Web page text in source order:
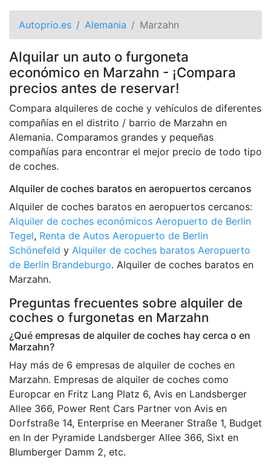
Autoprio.es Alemania Marzahn
Alquilar un auto o furgoneta
económico en Marzahn - ¡Compara
precios antes de reservar!
Compara alquileres de coche y vehículos de diferentes
compañías en el distrito / barrio de Marzahn en
Alemania. Comparamos grandes y pequeñas
compañías para encontrar el mejor precio de todo tipo
de coches.
Alquiler de coches baratos en aeropuertos cercanos
Alquiler de coches baratos en aeropuertos cercanos:
Alquiler de coches económicos Aeropuerto de Berlin
Tegel, Renta de Autos Aeropuerto de Berlin
Schönefeld y Alquiler de coches baratos Aeropuerto
de Berlin Brandeburgo. Alquiler de coches baratos en
Marzahn.
Preguntas frecuentes sobre alquiler de
coches o furgonetas en Marzahn
¿Qué empresas de alquiler de coches hay cerca o en
Marzahn?
Hay más de 6 empresas de alquiler de coches en
Marzahn. Empresas de alquiler de coches como
Europcar en Fritz Lang Platz 6, Avis en Landsberger
Allee 366, Power Rent Cars Partner von Avis en
Dorfstraße 14, Enterprise en Meeraner Straße 1, Budget
en In der Pyramide Landsberger Allee 366, Sixt en
Blumberger Damm 2, etc.